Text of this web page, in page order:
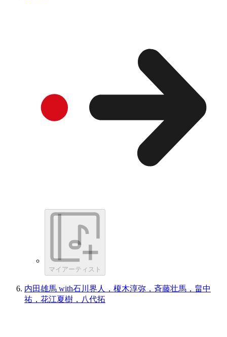
マイアーティスト
内田雄馬 with石川界人，榎木淳弥，斉藤壮馬，畠中
祐，花江夏樹，八代拓